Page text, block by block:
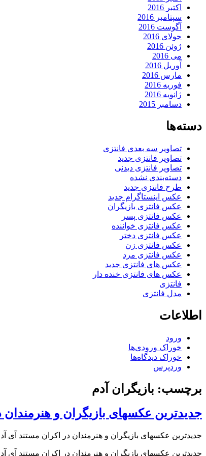
اکتبر 2016
سپتامبر 2016
آگوست 2016
جولای 2016
ژوئن 2016
می 2016
آوریل 2016
مارس 2016
فوریه 2016
ژانویه 2016
دسامبر 2015
دسته‌ها
تصاویر سه بعدی فانتزی
تصاویر فانتزی جدید
تصاویر فانتزی دیدنی
دسته‌بندی نشده
طرح فانتزی جدید
عکس اینستاگرام جدید
عکس فانتزی بازیگران
عکس فانتزی پسر
عکس فانتزی خواننده
عکس فانتزی دختر
عکس فانتزی زن
عکس فانتزی مرد
عکس های فانتزی جدید
عکس های فانتزی خنده دار
فانتزی
مدل فانتزی
اطلاعات
ورود
خوراک ورودی‌ها
خوراک دیدگاه‌ها
وردپرس
برچسب: بازیگران آدم
جدیدترین عکسهای بازیگران و هنرمندان
جدیدترین عکسهای بازیگران و هنرمندان در اکران مستند آی
جدیدترین عکسهای بازیگران و هنرمندان در اکران مستند آی